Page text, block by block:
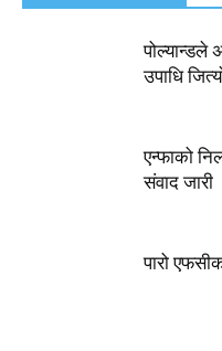
पोल्यान्डले
उपाधि
एन्फाको
संवाद जारी
पारो